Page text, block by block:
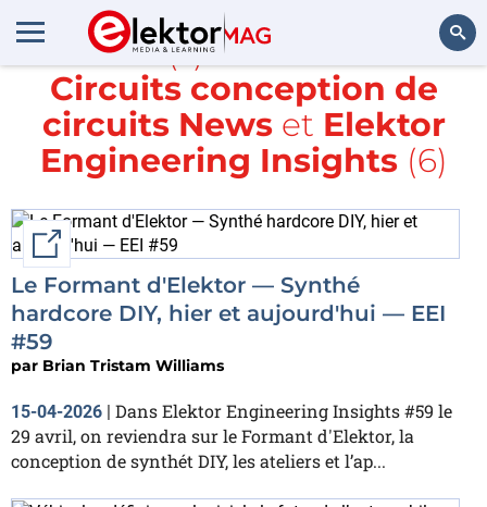
Rechercher
Article(s) avec la balise
Circuits conception de
circuits Newset Elektor
Engineering Insights(6)
External link
Le Formant d'Elektor — Synthé
hardcore DIY, hier et aujourd'hui — EEI
#59
par Brian Tristam Williams
15-04-2026 | Dans Elektor Engineering Insights #59 le
29 avril, on reviendra sur le Formant d'Elektor, la
conception de synthét DIY, les ateliers et l’ap...